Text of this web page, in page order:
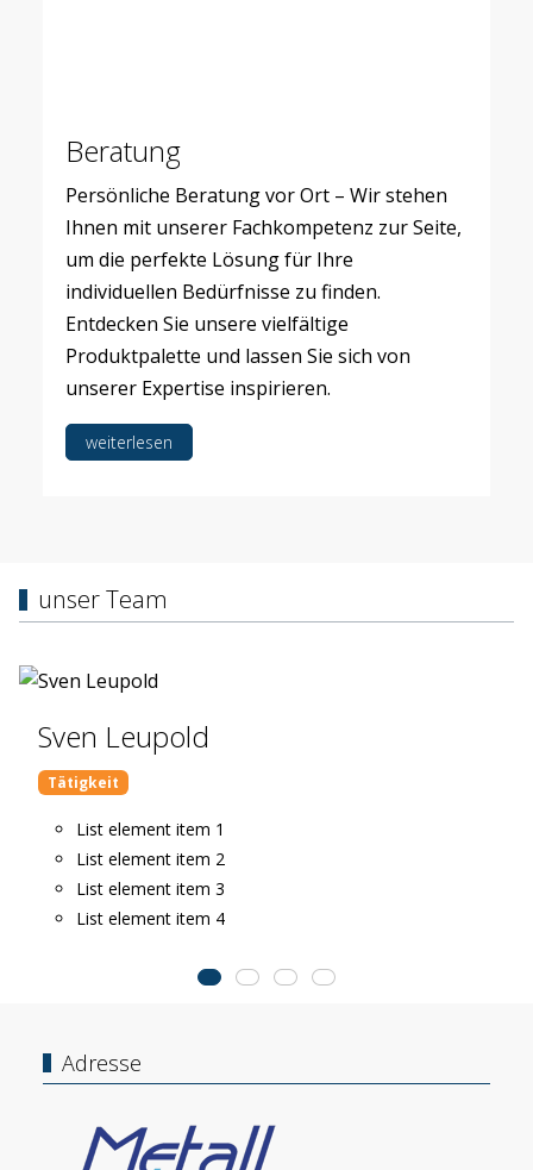
Beratung
Persönliche Beratung vor Ort – Wir stehen
Ihnen mit unserer Fachkompetenz zur Seite,
um die perfekte Lösung für Ihre
individuellen Bedürfnisse zu finden.
Entdecken Sie unsere vielfältige
Produktpalette und lassen Sie sich von
unserer Expertise inspirieren.
weiterlesen
unser Team
Sven Leupold
Tätigkeit
List element item 1
List element item 2
List element item 3
List element item 4
Adresse